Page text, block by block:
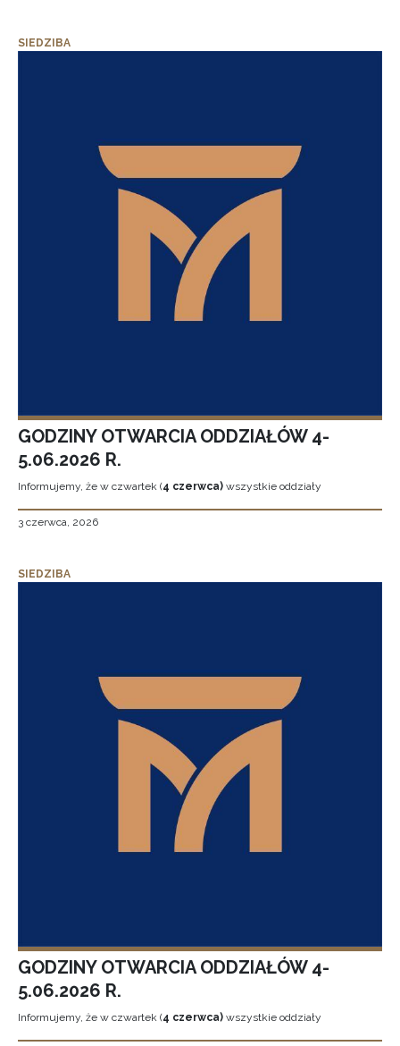
SIEDZIBA
GODZINY OTWARCIA ODDZIAŁÓW 4-
5.06.2026 R.
Informujemy, że w czwartek (4 czerwca) wszystkie oddziały
3 czerwca, 2026
SIEDZIBA
GODZINY OTWARCIA ODDZIAŁÓW 4-
5.06.2026 R.
Informujemy, że w czwartek (4 czerwca) wszystkie oddziały